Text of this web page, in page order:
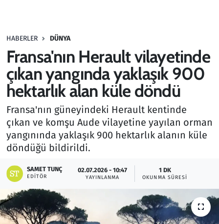
HABERLER DÜNYA
Fransa'nın Herault vilayetinde
çıkan yangında yaklaşık 900
hektarlık alan küle döndü
Fransa'nın güneyindeki Herault kentinde
çıkan ve komşu Aude vilayetine yayılan orman
yangınında yaklaşık 900 hektarlık alanın küle
döndüğü bildirildi.
SAMET TUNÇ
EDITÖR
02.07.2026 - 10:47
YAYINLANMA
1 DK
OKUNMA SÜRESI
Haber
Kurumsal Haberler
Lezzet Durağı
Memur ve Kamu
Otomobil
Oyun
Ramazan